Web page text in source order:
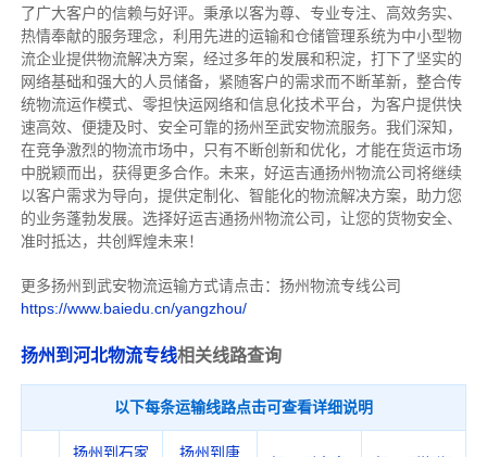
了广大客户的信赖与好评。 秉承以客为尊、专业专注、高效务实、
热情奉献的服务理念，利用先进的运输和仓储管理系统为中小型物
流企业提供物流解决方案，经过多年的发展和积淀，打下了坚实的
网络基础和强大的人员储备，紧随客户的需求而不断革新，整合传
统物流运作模式、零担快运网络和信息化技术平台，为客户提供快
速高效、便捷及时、安全可靠的扬州至武安物流服务。 我们深知，
在竞争激烈的物流市场中，只有不断创新和优化，才能在货运市场
中脱颖而出，获得更多合作。 未来，好运吉通扬州物流公司将继续
以客户需求为导向，提供定制化、智能化的物流解决方案，助力您
的业务蓬勃发展。选择好运吉通扬州物流公司，让您的货物安全、
准时抵达，共创辉煌未来！
更多扬州到武安物流运输方式请点击：扬州物流专线公司
https://www.baiedu.cn/yangzhou/
扬州到河北物流专线相关线路查询
以下每条运输线路点击可查看详细说明
扬州到石家
扬州到唐